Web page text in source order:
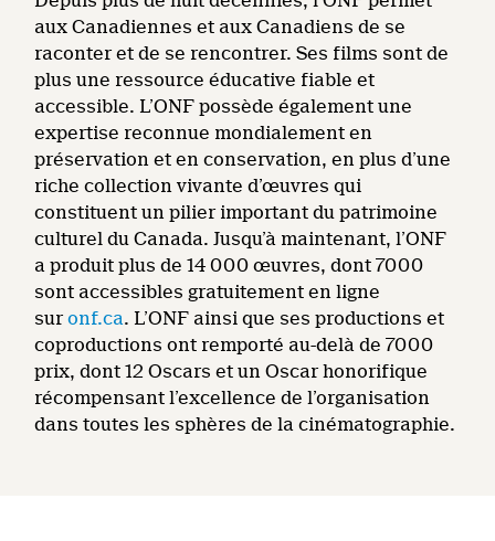
aux Canadiennes et aux Canadiens de se
raconter et de se rencontrer. Ses films sont de
plus une ressource éducative fiable et
accessible. L’ONF possède également une
expertise reconnue mondialement en
préservation et en conservation, en plus d’une
riche collection vivante d’œuvres qui
constituent un pilier important du patrimoine
culturel du Canada. Jusqu’à maintenant, l’ONF
a produit plus de 14 000 œuvres, dont 7000
sont accessibles gratuitement en ligne
suronf.ca. L’ONF ainsi que ses productions et
coproductions ont remporté au-delà de 7000
prix, dont 12 Oscars et un Oscar honorifique
récompensant l’excellence de l’organisation
dans toutes les sphères de la cinématographie.